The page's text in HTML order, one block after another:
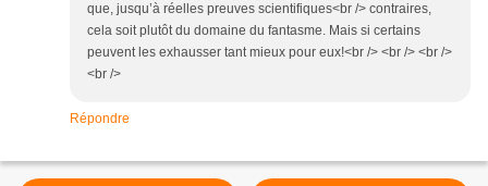
que, jusqu’à réelles preuves scientifiques<br /> contraires,
cela soit plutôt du domaine du fantasme. Mais si certains
peuvent les exhausser tant mieux pour eux!<br /> <br /> <br />
<br />
Répondre